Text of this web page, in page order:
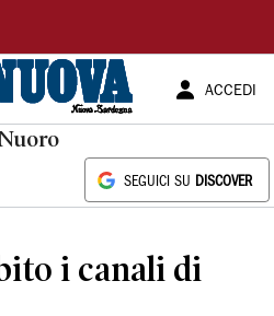
ACCEDI
SEGUICI SU DISCOVER
i canali di